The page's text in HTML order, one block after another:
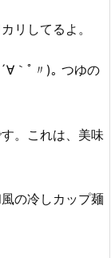
リしてるよ。
｀ﾟ〃)｡ つゆの
。これは、美味
の冷しカップ麺